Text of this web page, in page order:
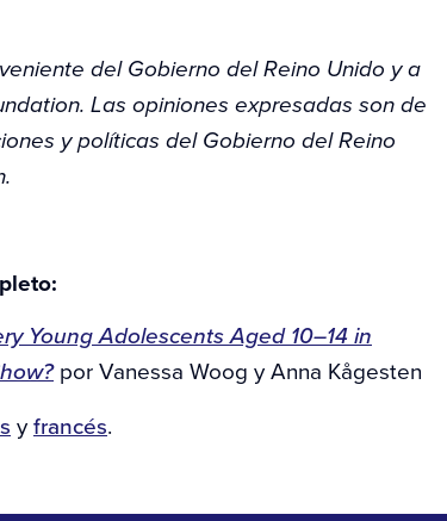
del Gobierno del Reino Unido y a
Las opiniones expresadas son de
y políticas del Gobierno del Reino
Young Adolescents Aged 10–14 in
por Vanessa Woog y Anna Kågesten
yfrancés.